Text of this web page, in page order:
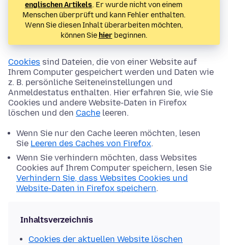
englischen Artikels. Er wurde nicht von einem
Menschen überprüft und kann Fehler enthalten.
Wenn Sie diesen Inhalt überarbeiten möchten,
können Sie hierbeginnen.
Cookies sind Dateien, die von einer Website auf
Ihrem Computer gespeichert werden und Daten wie
z. B. persönliche Seiteneinstellungen und
Anmeldestatus enthalten. Hier erfahren Sie, wie Sie
Cookies und andere Website-Daten in Firefox
löschen und den Cache leeren.
Wenn Sie nur den Cache leeren möchten, lesen
Sie Leeren des Caches von Firefox.
Wenn Sie verhindern möchten, dass Websites
Cookies auf Ihrem Computer speichern, lesen Sie
Verhindern Sie, dass Websites Cookies und
Website-Daten in Firefox speichern.
Inhaltsverzeichnis
Cookies der aktuellen Website löschen